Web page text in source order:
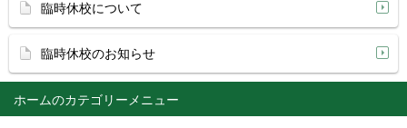
ホーム
臨時休校について
臨時休校のお知らせ